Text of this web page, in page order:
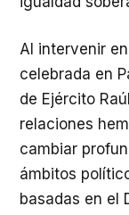
Al intervenir
celebrada en
de Ejército
relaciones
cambiar
ámbitos
basadas en el